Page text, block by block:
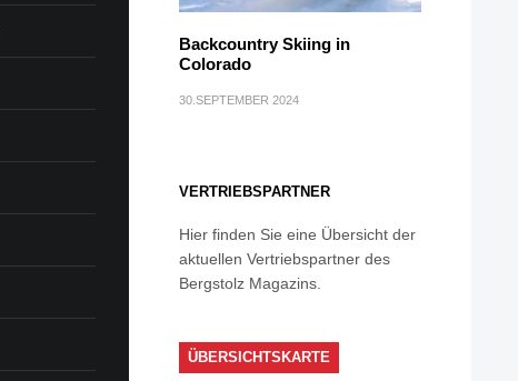
Backcountry Skiing in
Colorado
30.SEPTEMBER 2024
VERTRIEBSPARTNER
Hier finden Sie eine Übersicht der
aktuellen Vertriebspartner des
Bergstolz Magazins.
ÜBERSICHTSKARTE